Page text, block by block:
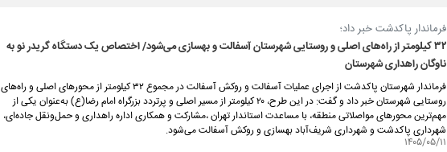
️فرماندار پاکدشت خبر داد؛
۳۲ کیلومتر از راه‌های اصلی و روستایی شهرستان آسفالت و بهسازی می‌شود/ اختصاص یک دستگاه گریدر نو به
ناوگان راهداری شهرستان
فرماندار شهرستان پاکدشت از اجرای عملیات آسفالت و روکش آسفالت در مجموع ۳۲ کیلومتر از محورهای اصلی و راه‌های
روستایی شهرستان خبر داد و گفت: در این طرح، ۲۰ کیلومتر از مسیر اصلی و پرتردد بزرگراه امام رضا(ع) به‌عنوان یکی از
مهم‌ترین محورهای مواصلاتی منطقه، با مساعدت استاندار تهران ،مشارکت و همکاری اداره راهداری و حمل‌ونقل جاده‌ای،
شهرداری پاکدشت و شهرداری شریف‌آباد بهسازی و روکش آسفالت می‌شود.
۱۴۰۵/۰۵/۱۱